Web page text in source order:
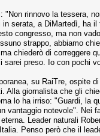
"Non rinnovo la tessera,
in serata, a DiMartedì, ha
congresso, ma non
strappo, abbiamo
chiederò di correggere
sarei preso. Io con pochi
su RaiTre, ospite
Alla giornalista che gli
lo ha irriso: "Guardi, la
vantaggio notevole". Nei
Leader naturali
Penso però che il